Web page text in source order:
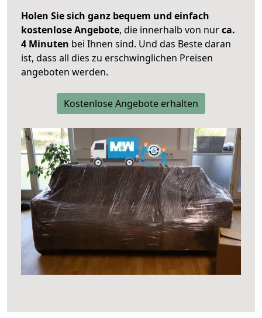
Holen Sie sich ganz bequem und einfach
kostenlose Angebote, die innerhalb von nurca.
4 Minuten bei Ihnen sind. Und das Beste daran
ist, dass all dies zu erschwinglichen Preisen
angeboten werden.
Kostenlose Angebote erhalten